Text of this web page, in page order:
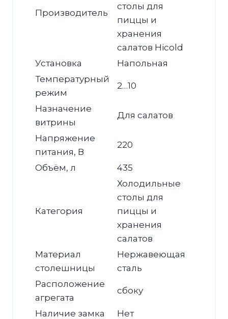
Производитель
столы для
пиццы и
хранения
салатов Hicold
Установка
Напольная
Температурный
режим
2…10
Назначение
витрины
Для салатов
Напряжение
питания, В
220
Объём, л 435
Категория
Холодильные
столы для
пиццы и
хранения
салатов
Материал
столешницы
Нержавеющая
сталь
Расположение
агрегата
сбоку
Наличие замка Нет